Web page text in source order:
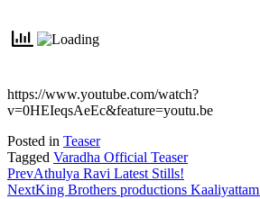
https://www.youtube.com/watch?
v=0HEIeqsAeEc&feature=youtu.be
Posted in Teaser
Tagged Varadha Official Teaser
PrevAthulya Ravi ‬Latest Stills!
NextKing Brothers productions‬ Kaaliyattam ‬